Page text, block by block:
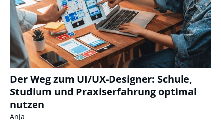
Der Weg zum UI/UX-Designer: Schule,
Studium und Praxiserfahrung optimal
nutzen
Anja